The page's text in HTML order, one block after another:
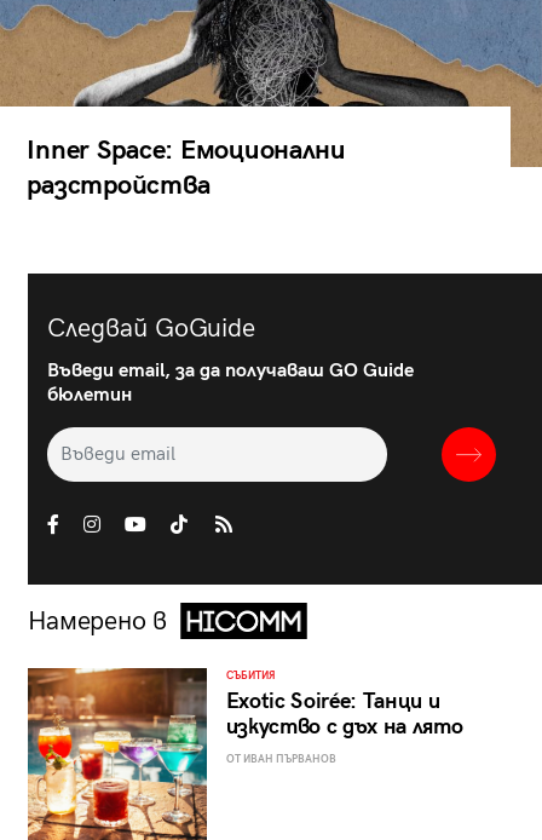
Inner Space: Емоционални
разстройства
Следвай GoGuide
Въведи email, за да получаваш GO Guide
бюлетин
Намерено в
СЪБИТИЯ
Exotic Soirée: Танци и
изкуство с дъх на лято
ОТ ИВАН ПЪРВАНОВ